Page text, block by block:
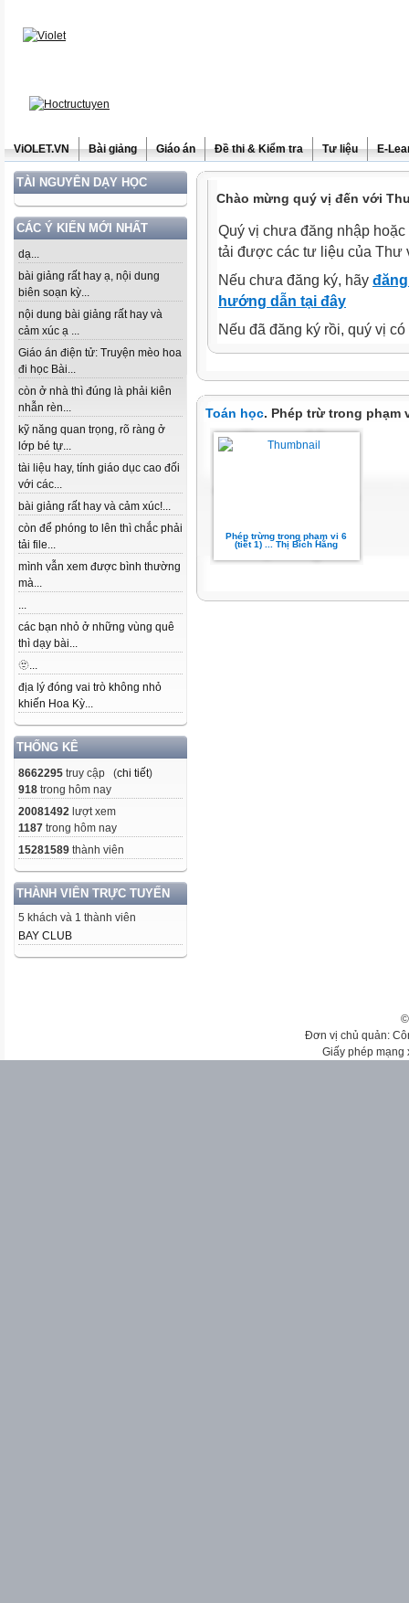
ViOLET.VN Bài giảng Giáo án Đề thi & Kiểm tra Tư liệu E-
TÀI NGUYÊN DẠY HỌC
CÁC Ý KIẾN MỚI NHẤT
dạ...
bài giảng rất hay ạ, nội dung
biên soạn kỳ...
nội dung bài giảng rất hay và
cảm xúc ạ ...
Giáo án điện tử: Truyện mèo hoa
đi học Bài...
còn ở nhà thì đúng là phải kiên
nhẫn rèn...
kỹ năng quan trọng, rõ ràng ở
lớp bé tự...
tài liệu hay, tính giáo dục cao đối
với các...
bài giảng rất hay và cảm xúc!...
còn để phóng to lên thì chắc phải
tải file...
mình vẫn xem được bình thường
mà...
...
các bạn nhỏ ở những vùng quê
thì dạy bài...
🫥...
địa lý đóng vai trò không nhỏ
khiến Hoa Kỳ...
THỐNG KÊ
8662295 truy cập (chi tiết)
918 trong hôm nay
20081492 lượt xem
1187 trong hôm nay
15281589 thành viên
THÀNH VIÊN TRỰC TUYẾN
5 khách và 1 thành viên
BAY CLUB
Chào mừng quý vị đến với
Quý vị chưa đăng nhập
tải được các tư liệu của Thư
Nếu chưa đăng ký, hãy
hướng dẫn tại đây
Nếu đã đăng ký rồi, quý vị
Toán học. Phép trừ trong phạm
Phép trừng trong phạm vi 6
(tiết 1) ... Thị Bích Hằng
Đơn vị chủ quản:
Giấy phép mạng